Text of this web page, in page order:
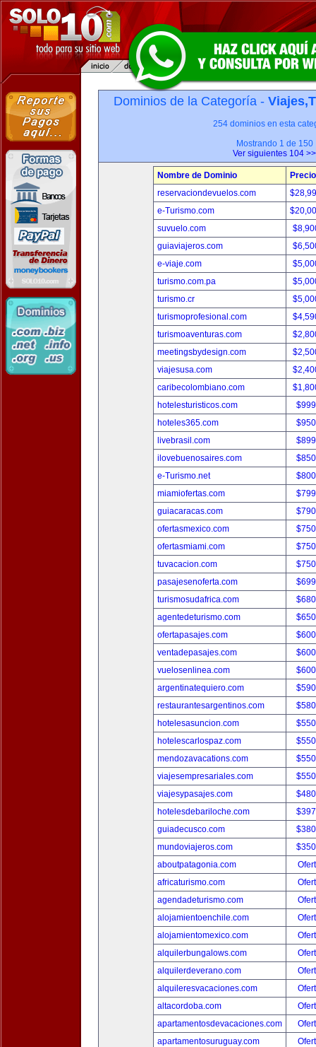
Dominios de la Categoría -
254 dominios en esta
Mostrando 1 de 150
Ver siguientes 104 >>
Nombre de Dominio
Precio
reservaciondevuelos.com
e-Turismo.com
suvuelo.com
guiaviajeros.com
e-viaje.com
turismo.com.pa
turismo.cr
turismoprofesional.com
turismoaventuras.com
meetingsbydesign.com
viajesusa.com
caribecolombiano.com
hotelesturisticos.com
hoteles365.com
livebrasil.com
ilovebuenosaires.com
e-Turismo.net
miamiofertas.com
guiacaracas.com
ofertasmexico.com
ofertasmiami.com
tuvacacion.com
pasajesenoferta.com
turismosudafrica.com
agentedeturismo.com
ofertapasajes.com
ventadepasajes.com
vuelosenlinea.com
argentinatequiero.com
restaurantesargentinos.com
hotelesasuncion.com
hotelescarlospaz.com
mendozavacations.com
viajesempresariales.com
viajesypasajes.com
hotelesdebariloche.com
guiadecusco.com
mundoviajeros.com
aboutpatagonia.com
africaturismo.com
agendadeturismo.com
alojamientoenchile.com
alojamientomexico.com
alquilerbungalows.com
alquilerdeverano.com
alquileresvacaciones.com
altacordoba.com
apartamentosdevacaciones.com
apartamentosuruguay.com